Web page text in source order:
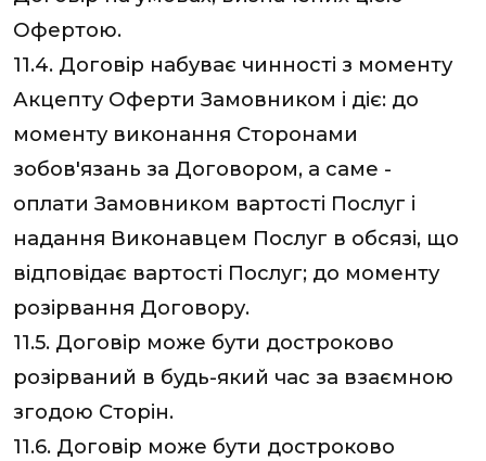
Офертою.
11.4. Договір набуває чинності з моменту
Акцепту Оферти Замовником і діє: до
моменту виконання Сторонами
зобов'язань за Договором, а саме -
оплати Замовником вартості Послуг і
надання Виконавцем Послуг в обсязі, що
відповідає вартості Послуг; до моменту
розірвання Договору.
11.5. Договір може бути достроково
розірваний в будь-який час за взаємною
згодою Сторін.
11.6. Договір може бути достроково